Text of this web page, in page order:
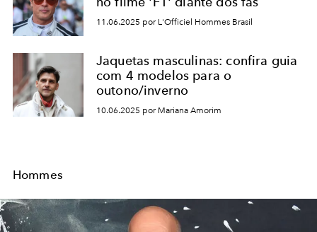
11.06.2025 por L'Officiel Hommes Brasil
Jaquetas masculinas: confira guia
com 4 modelos para o
outono/inverno
10.06.2025 por Mariana Amorim
Hommes